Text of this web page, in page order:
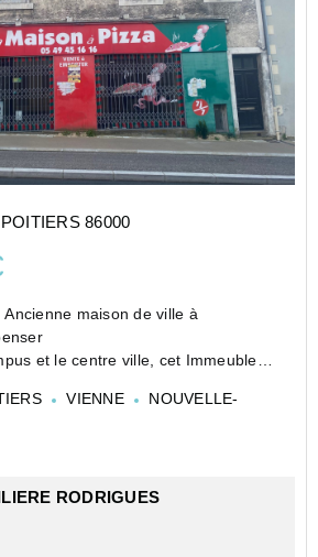
86000
maison de ville à
et le centre ville, cet Immeuble
soit pour le transformer à
VIENNE
NOUVELLE-
RODRIGUES